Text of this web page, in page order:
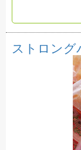
ストロング